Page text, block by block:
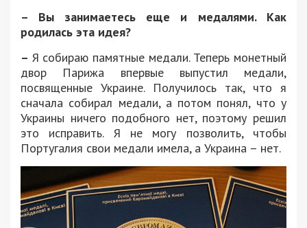
– Вы занимаетесь еще и медалями. Как
родилась эта идея?
– Я собираю памятные медали. Теперь монетный
двор Парижа впервые выпустил медали,
посвященные Украине. Получилось так, что я
сначала собирал медали, а потом понял, что у
Украины ничего подобного нет, поэтому решил
это исправить. Я не могу позволить, чтобы
Португалия свои медали имела, а Украина – нет.